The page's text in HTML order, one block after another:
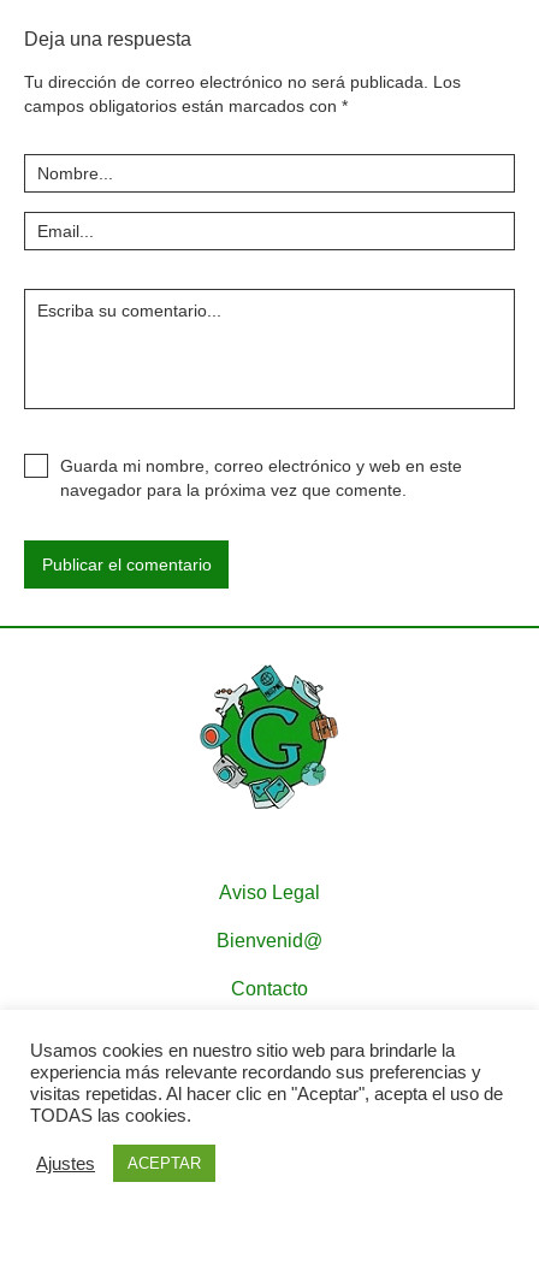
Deja una respuesta
Tu dirección de correo electrónico no será publicada.
Los
campos obligatorios están marcados con *
Guarda mi nombre, correo electrónico y web en este
navegador para la próxima vez que comente.
Aviso Legal
Bienvenid@
Contacto
Política de Privacidad
CONTENIDOS Gastasuelas ©
Usamos cookies en nuestro sitio web para brindarle la
experiencia más relevante recordando sus preferencias y
visitas repetidas. Al hacer clic en "Aceptar", acepta el uso de
TODAS las cookies.
Ajustes ACEPTAR